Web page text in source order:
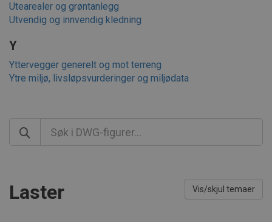
Utearealer og grøntanlegg
Utvendig og innvendig kledning
Y
Yttervegger generelt og mot terreng
Ytre miljø, livsløpsvurderinger og miljødata
Vis/skjul temaer
Laster